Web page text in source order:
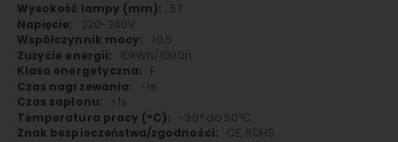
57
220-240V
>0,5
10kWh/1000h
F
<1s
<1s
-30° do 50°C
CE, ROHS